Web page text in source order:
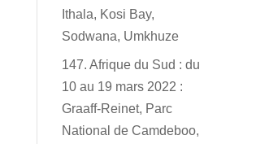
Ithala, Kosi Bay,
Sodwana, Umkhuze
147. Afrique du Sud : du
10 au 19 mars 2022 :
Graaff-Reinet, Parc
National de Camdeboo,